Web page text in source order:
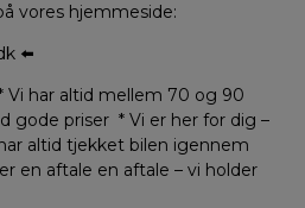
vores hjemmeside:
⬅️
Vi har altid mellem 70 og 90
gode priser * Vi er her for dig –
altid tjekket bilen igennem
en aftale en aftale – vi holder